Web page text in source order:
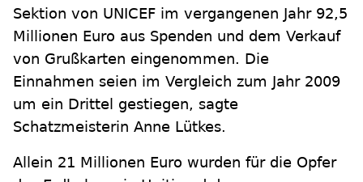
Sektion von UNICEF im vergangenen Jahr 92,5
Millionen Euro aus Spenden und dem Verkauf
von Grußkarten eingenommen. Die
Einnahmen seien im Vergleich zum Jahr 2009
um ein Drittel gestiegen, sagte
Schatzmeisterin Anne Lütkes.
Allein 21 Millionen Euro wurden für die Opfer